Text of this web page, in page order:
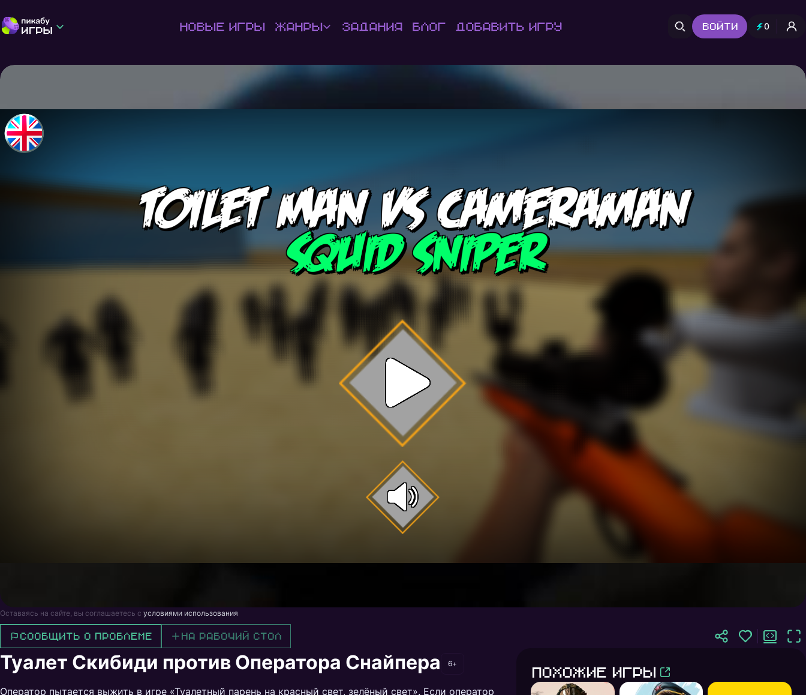
Новые игры Жанры Задания Блог Добавить игру Войти 0
Оставаясь на сайте, вы соглашаетесь с условиями использования
Сообщить о проблеме На рабочий стол
Туалет Скибиди против Оператора Снайпера 6+
Оператор пытается выжить в игре «Туалетный парень на красный свет, зелёный свет». Если оператор
Похожие игры